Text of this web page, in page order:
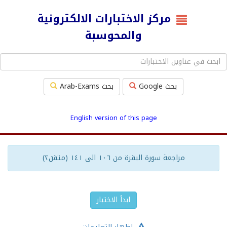
مركز الاختبارات الالكترونية
والمحوسبة
بحث Google بحث Arab-Exams
English version of this page
مراجعة سورة البقرة من ١٠٦ الى ١٤١ (متقن٢)
ابدأ الاختبار